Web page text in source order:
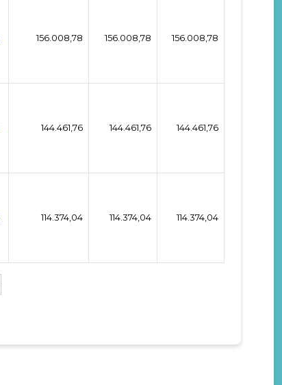
156.008,78 156.008,78 156.008,78
144.461,76 144.461,76 144.461,76
114.374,04 114.374,04 114.374,04